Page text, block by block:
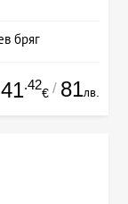
бряг
41.42
€ / 81лв.